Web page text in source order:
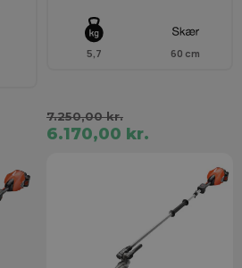
5,7 60 cm
7.250,00 kr.
6.170,00 kr.